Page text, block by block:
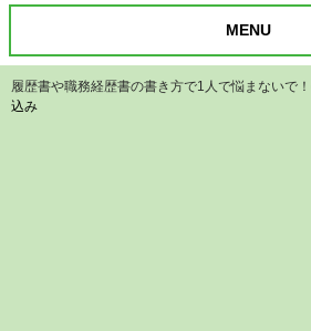
MENU
履歴書や職務経歴書の書き方で1人で悩まないで
込み